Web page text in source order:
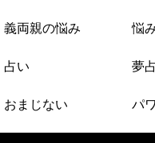
義両親の悩み 悩
占い 夢
おまじない パ